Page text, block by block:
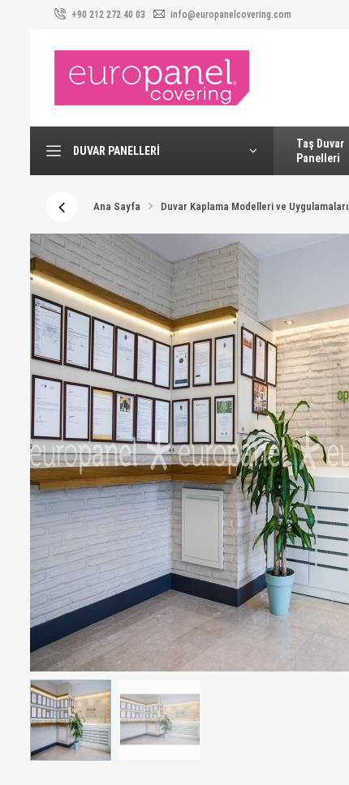
+90 212 272 40 03 info@europanelcovering.com
DUVAR PANELLERI
Taş Duvar
Panelleri
Ana Sayfa Duvar Kaplama Modelleri ve Uygulamaları